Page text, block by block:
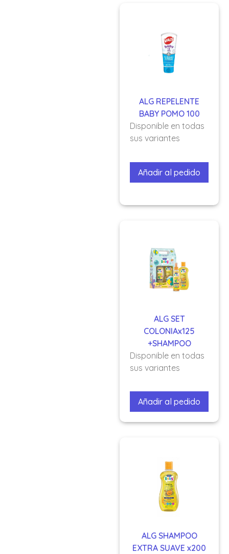
ALG REPELENTE
BABY POMO 100
Disponible en todas
sus variantes
Añadir al pedido
ALG SET
COLONIAx125
+SHAMPOO
Disponible en todas
sus variantes
Añadir al pedido
ALG SHAMPOO
EXTRA SUAVE x200